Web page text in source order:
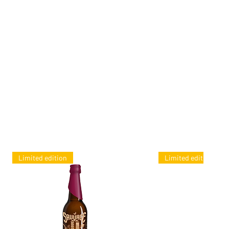
Limited edition Limited edition